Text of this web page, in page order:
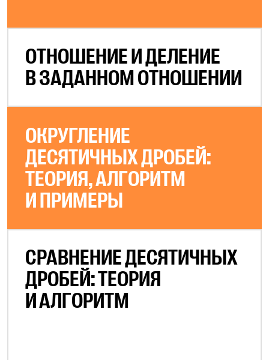
ОТНОШЕНИЕ И ДЕЛЕНИЕ
В ЗАДАННОМ ОТНОШЕНИИ
ОКРУГЛЕНИЕ
ДЕСЯТИЧНЫХ ДРОБЕЙ:
ТЕОРИЯ, АЛГОРИТМ
И ПРИМЕРЫ
СРАВНЕНИЕ ДЕСЯТИЧНЫХ
ДРОБЕЙ: ТЕОРИЯ
И АЛГОРИТМ